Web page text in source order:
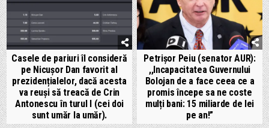
Casele de pariuri îl consideră
pe Nicușor Dan favorit al
prezidențialelor, dacă acesta
va reuși să treacă de Crin
Antonescu în turul I (cei doi
sunt umăr la umăr).
Petrișor Peiu (senator AUR):
,,Incapacitatea Guvernului
Bolojan de a face ceea ce a
promis începe sa ne coste
mulți bani: 15 miliarde de lei
pe an!”